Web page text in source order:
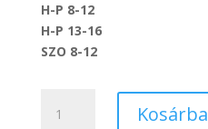
H-P 8-12
H-P 13-16
SZO 8-12
Karácsonyfadísz
fából